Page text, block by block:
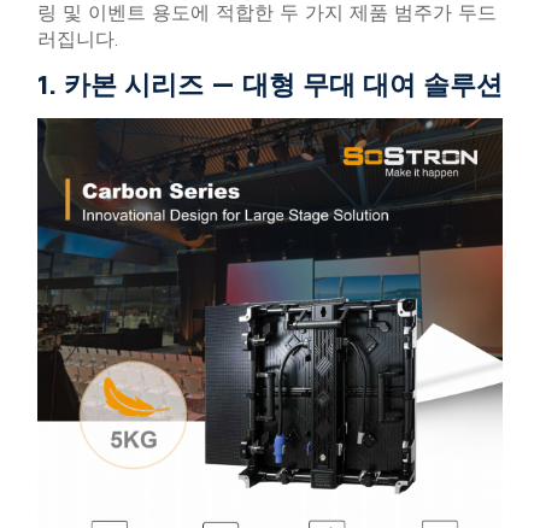
링 및 이벤트 용도에 적합한 두 가지 제품 범주가 두드
러집니다.
1. 카본 시리즈 — 대형 무대 대여 솔루션